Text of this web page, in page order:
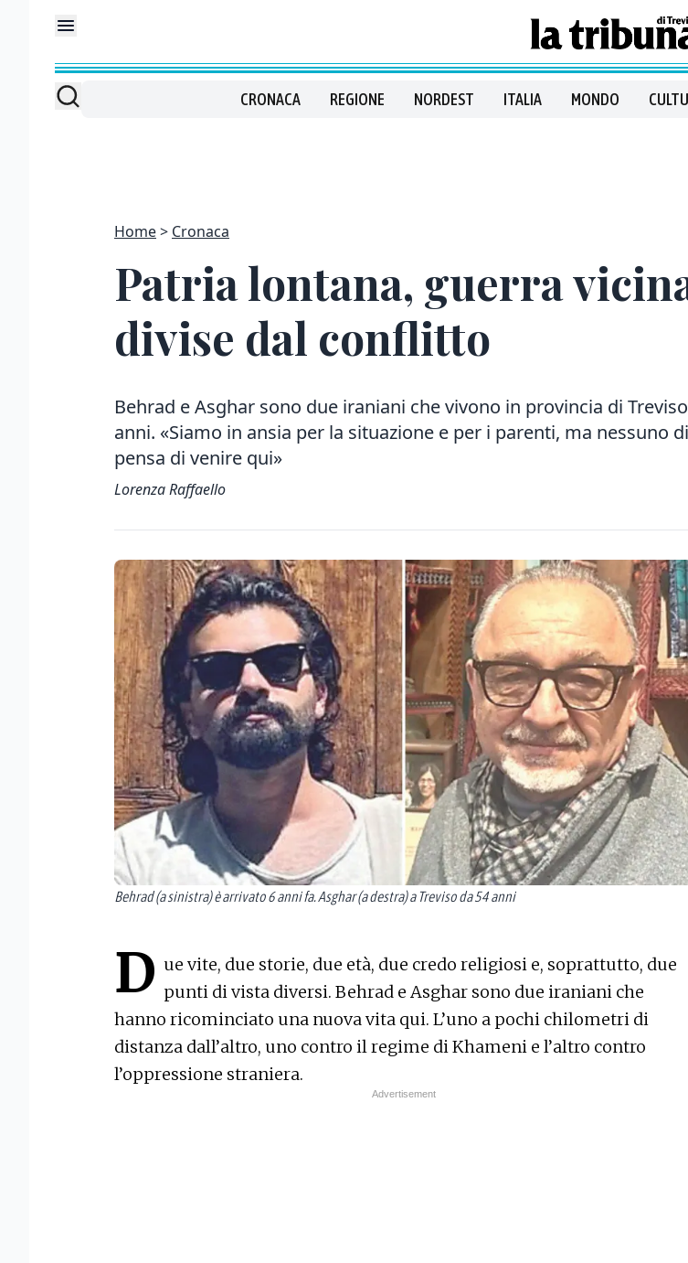
CRONACA REGIONE NORDEST ITALIA MONDO
Home Cronaca
Patria lontana, guerra
divise dal conflitto
Behrad e Asghar sono due iraniani che vivono in provincia di
anni. «Siamo in ansia per la situazione e per i parenti, ma nessuno
pensa di venire qui»
Lorenza Raffaello
Behrad (a sinistra) è arrivato 6 anni fa. Asghar (a destra) a Treviso da 54 anni
D ue vite, due storie, due età, due credo religiosi e, soprattutto, due
punti di vista diversi. Behrad e Asghar sono due iraniani che
hanno ricominciato una nuova vita qui. L’uno a pochi chilometri di
distanza dall’altro, uno contro il regime di Khameni e l’altro contro
l’oppressione straniera.